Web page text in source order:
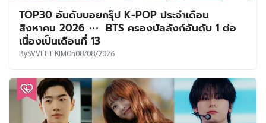
TOP30 อันดับบอยกรุ๊ป K-POP ประจำเดือน
สิงหาคม 2026 ⋯ BTS ครองบัลลังก์อันดับ 1 ต่อ
เนื่องเป็นเดือนที่ 13
BySVVEET KIMOn08/08/2026